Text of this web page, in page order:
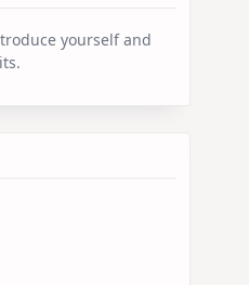
yourself and